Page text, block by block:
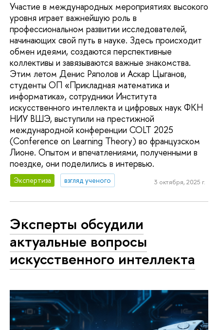
Участие в международных мероприятиях высокого
уровня играет важнейшую роль в
профессиональном развитии исследователей,
начинающих свой путь в науке. Здесь происходит
обмен идеями, создаются перспективные
коллективы и завязываются важные знакомства.
Этим летом Денис Ряполов и Аскар Цыганов,
студенты ОП «Прикладная математика и
информатика», сотрудники Института
искусственного интеллекта и цифровых наук ФКН
НИУ ВШЭ, выступили на престижной
международной конференции COLT 2025
(Conference on Learning Theory) во французском
Лионе. Опытом и впечатлениями, полученными в
поездке, они поделились в интервью.
Экспертиза взгляд ученого 3 октября, 2025 г.
Эксперты обсудили
актуальные вопросы
искусственного интеллекта